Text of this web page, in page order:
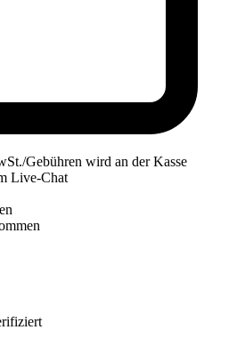
Gebühren wird an der Kasse
Live-Chat